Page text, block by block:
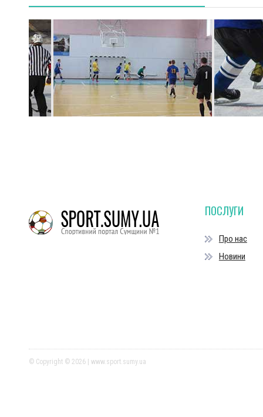
ПОСЛУГИ
Про нас
Новини
© Copyright © 2026 | www.sport.sumy.ua